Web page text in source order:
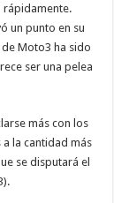
rápidamente.
un punto en su
Moto3 ha sido
ser una pelea
más con los
la cantidad más
se disputará el